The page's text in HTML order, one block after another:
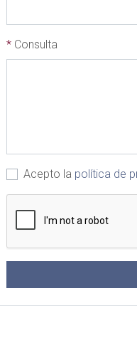
* Consulta
Acepto la política de